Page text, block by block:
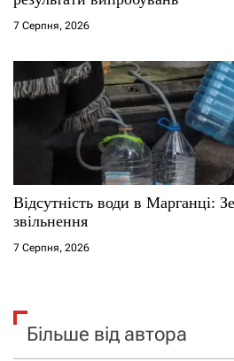
7 Серпня, 2026
Відсутність води в Марганці:
звільнення
7 Серпня, 2026
Більше від автора